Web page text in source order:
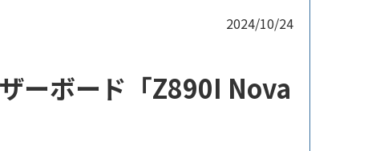
2024/10/24
ーボード「Z890I Nova